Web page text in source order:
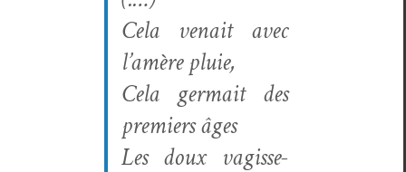
Cela venait avec
l’amère pluie,
Cela ger­mait des
pre­miers âges
Les doux vagisse­